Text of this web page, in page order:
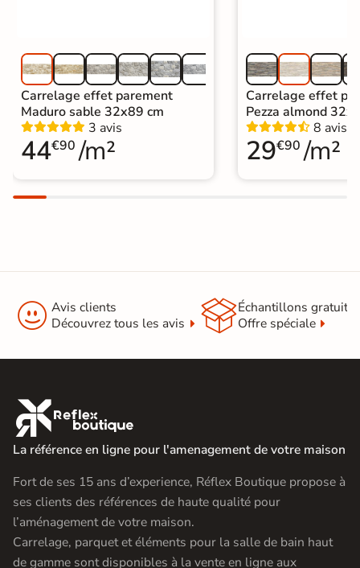
Carrelage effet parement
Maduro sable 32x89 cm
3 avis
44€90 /m²
Carrelage effet
Pezza almond
8 avis
29€90 /m²
 Avis clients
Découvrez tous les avis
Échantillons gratuit
Offre spéciale

La référence en ligne pour l'amenagement de votre maison
Fort de ses 15 ans d’experience, Réflex Boutique propose à
ses clients des références de haute qualité pour
l’aménagement de votre maison.
Carrelage, parquet et éléments pour la salle de bain haut
de gamme sont disponibles à la vente en ligne aux